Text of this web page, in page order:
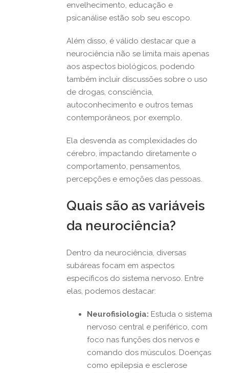
envelhecimento, educação e
psicanálise estão sob seu escopo.
Além disso, é válido destacar que a
neurociência não se limita mais apenas
aos aspectos biológicos, podendo
também incluir discussões sobre o uso
de drogas, consciência,
autoconhecimento e outros temas
contemporâneos, por exemplo.
Ela desvenda as complexidades do
cérebro, impactando diretamente o
comportamento, pensamentos,
percepções e emoções das pessoas.
Quais são as variáveis
da neurociência?
Dentro da neurociência, diversas
subáreas focam em aspectos
específicos do sistema nervoso. Entre
elas, podemos destacar:
Neurofisiologia: Estuda o sistema
nervoso central e periférico, com
foco nas funções dos nervos e
comando dos músculos. Doenças
como epilepsia e esclerose